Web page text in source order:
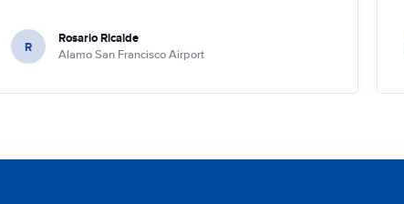
R Rosario Ricalde
Alamo San Francisco Airport